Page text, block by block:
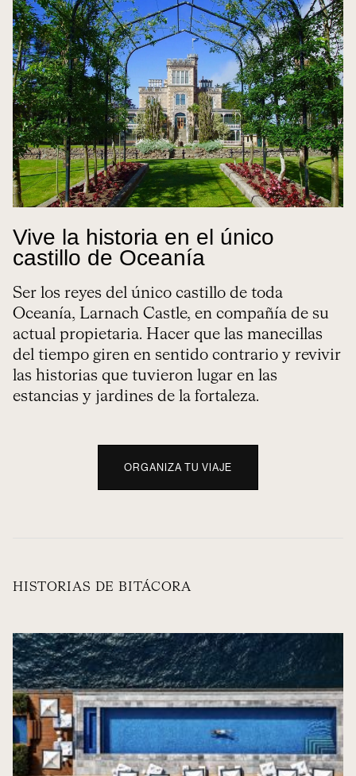
Vive la historia en el único
castillo de Oceanía
Ser los reyes del único castillo de toda
Oceanía, Larnach Castle, en compañía de su
actual propietaria. Hacer que las manecillas
del tiempo giren en sentido contrario y revivir
las historias que tuvieron lugar en las
estancias y jardines de la fortaleza.
ORGANIZA TU VIAJE
HISTORIAS DE BITÁCORA